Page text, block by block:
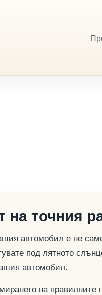
на точния
автомобил е не
под лятното
автомобил.
на